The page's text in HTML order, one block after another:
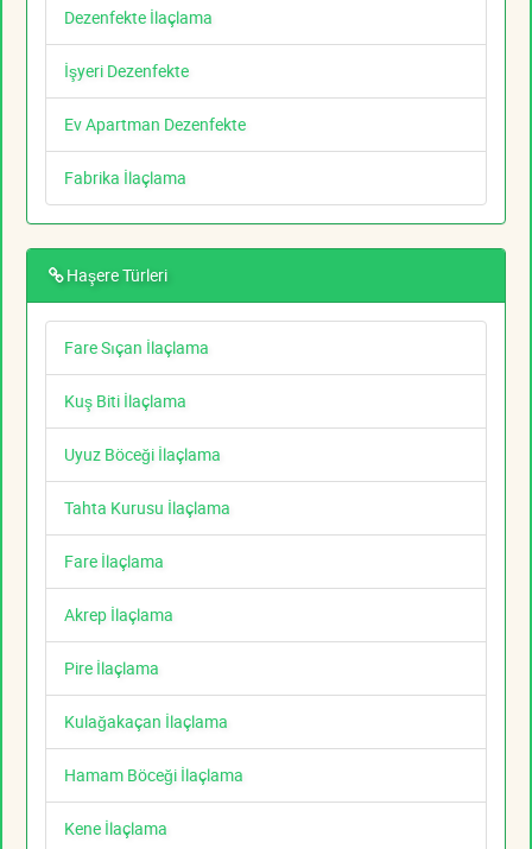
Dezenfekte İlaçlama
İşyeri Dezenfekte
Ev Apartman Dezenfekte
Fabrika İlaçlama
Haşere Türleri
Fare Sıçan İlaçlama
Kuş Biti İlaçlama
Uyuz Böceği İlaçlama
Tahta Kurusu İlaçlama
Fare İlaçlama
Akrep İlaçlama
Pire İlaçlama
Kulağakaçan İlaçlama
Hamam Böceği İlaçlama
Kene İlaçlama